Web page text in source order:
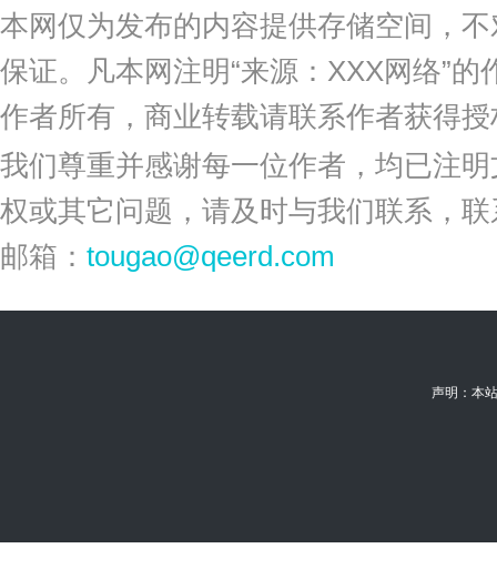
本网仅为发布的内容提供存储空间，
保证。凡本网注明“来源：XXX网络”
作者所有，商业转载请联系作者获得
我们尊重并感谢每一位作者，均已注
权或其它问题，请及时与我们联系，
邮箱： tougao@qeerd.com
声明：本